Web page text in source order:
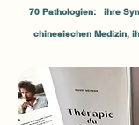
70 Pathologien: ihre
chinesischen Medizin,